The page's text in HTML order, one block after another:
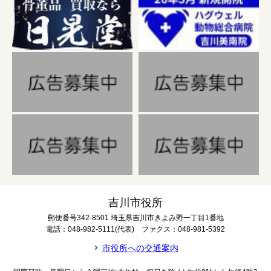
吉川市役所
郵便番号342-8501 埼玉県吉川市きよみ野一丁目1番地
電話：048-982-5111(代表) ファクス：048-981-5392
市役所への交通案内